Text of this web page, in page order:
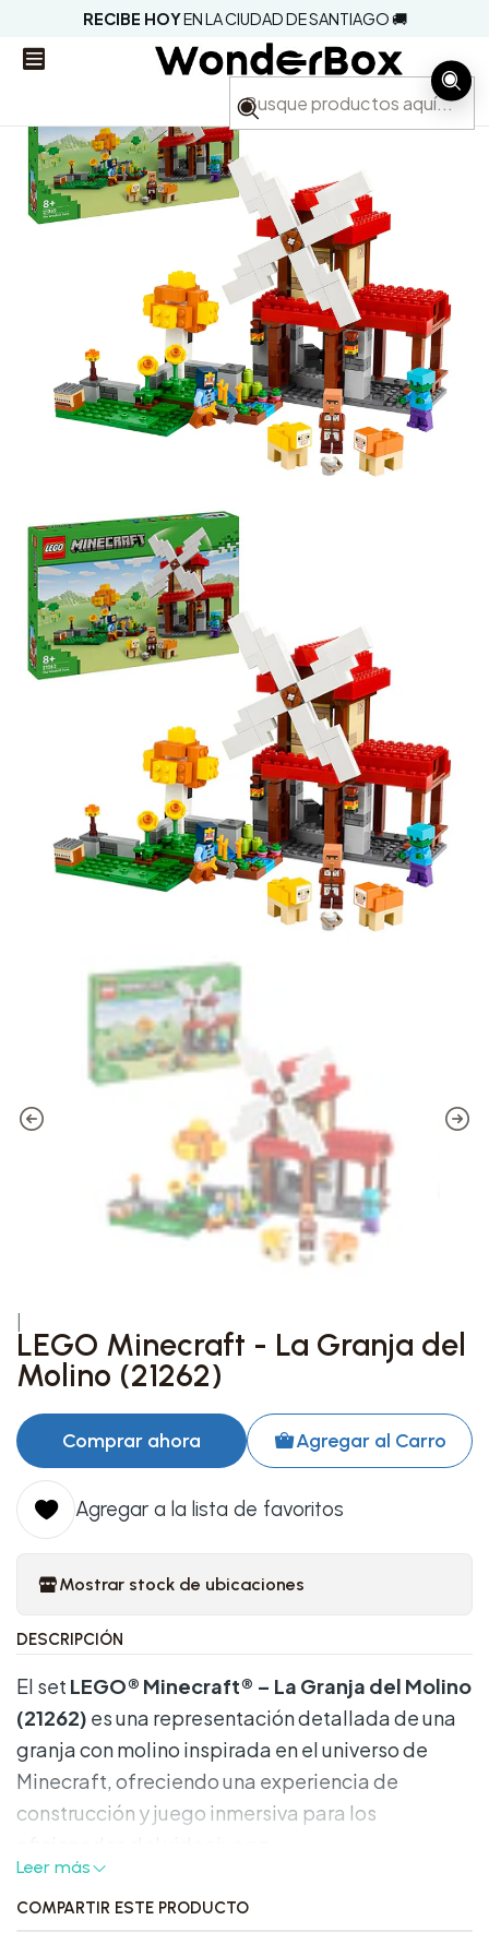
RECIBE HOYEN LA CIUDAD DE SANTIAGO 🚚
LEGO Minecraft - La Granja del
Molino (21262)
Agregar al Carro
Comprar ahora
Agregar a la lista de favoritos
Mostrar stock de ubicaciones
DESCRIPCIÓN
El set LEGO® Minecraft® – La Granja del Molino
(21262) es una representación detallada de una
granja con molino inspirada en el universo de
Minecraft, ofreciendo una experiencia de
construcción y juego inmersiva para los
Características destacadas:
Leer más
COMPARTIR ESTE PRODUCTO